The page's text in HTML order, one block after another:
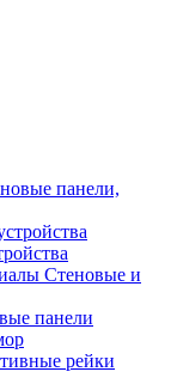
панели,
Стеновые и
панели
рейки